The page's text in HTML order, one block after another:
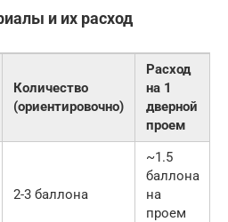
и их расход
Количество
(ориентировочно)
Расход
на 1
дверной
проем
2-3 баллона
~1.5
баллона
на
проем